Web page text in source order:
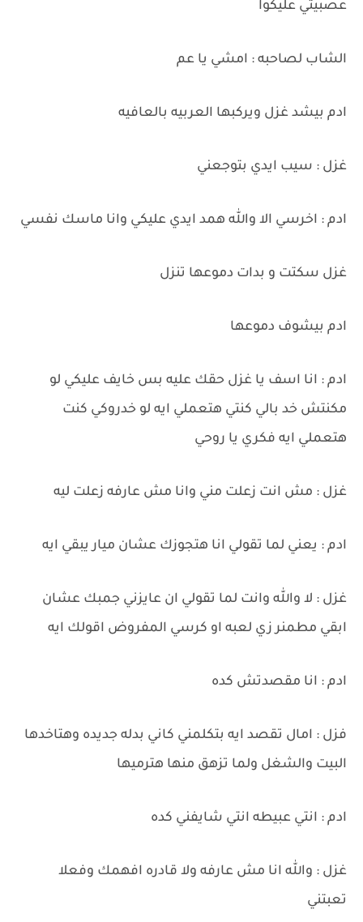
عصبيتي عليكوا
الشاب لصاحبه : امشي يا عم
ادم بيشد غزل ويركبها العربيه بالعافيه
غزل : سيب ايدي بتوجعني
ادم : اخرسي الا والله همد ايدي عليكي وانا ماسك نفسي
غزل سكتت و بدات دموعها تنزل
ادم بيشوف دموعها
ادم : انا اسف يا غزل حقك عليه بس خايف عليكي لو
مكنتش خد بالي كنتي هتعملي ايه لو خدروكي كنت
هتعملي ايه فكري يا روحي
غزل : مش انت زعلت مني وانا مش عارفه زعلت ليه
ادم : يعني لما تقولي انا هتجوزك عشان ميار يبقي ايه
غزل : لا والله وانت لما تقولي ان عايزني جمبك عشان
ابقي مطمنر زي لعبه او كرسي المفروض اقولك ايه
ادم : انا مقصدتش كده
فزل : امال تقصد ايه بتكلمني كاني بدله جديده وهتاخدها
البيت والشغل ولما تزهق منها هترميها
ادم : انتي عبيطه انتي شايفني كده
غزل : والله انا مش عارفه ولا قادره افهمك وفعلا
تعبتني